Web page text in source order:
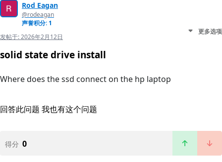
Rod Eagan
@rodeagan
声誉积分: 1
发帖于:2026年2月12日
更多选项
solid state drive install
Where does the ssd connect on the hp laptop
回答此问题 我也有这个问题
得分 0